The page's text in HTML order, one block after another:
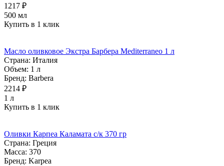
1217 ₽
500 мл
Купить в 1 клик
Масло оливковое Экстра Барбера Mediterraneo 1 л
Страна: Италия
Объем: 1 л
Бренд: Barbera
2214 ₽
1 л
Купить в 1 клик
Оливки Карпеа Каламата с/к 370 гр
Страна: Греция
Масса: 370
Бренд: Karpea